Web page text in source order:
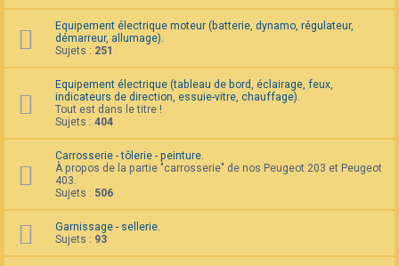
Equipement électrique moteur (batterie, dynamo, régulateur,
démarreur, allumage).
Sujets : 251
Equipement électrique (tableau de bord, éclairage, feux,
indicateurs de direction, essuie-vitre, chauffage).
Tout est dans le titre !
Sujets : 404
Carrosserie - tôlerie - peinture.
À propos de la partie "carrosserie" de nos Peugeot 203 et Peugeot
403.
Sujets : 506
Garnissage - sellerie.
Sujets : 93